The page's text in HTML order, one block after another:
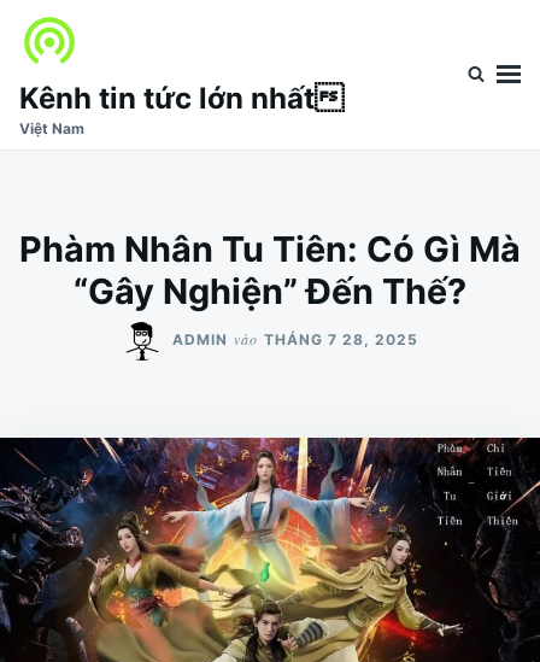
Nhảy
đến
nội
dung
Tìm
kiếm
cho:
Kênh tin tức lớn nhất
Việt Nam
Phàm Nhân Tu Tiên: Có Gì Mà
“Gây Nghiện” Đến Thế?
ADMIN vào THÁNG 7 28, 2025